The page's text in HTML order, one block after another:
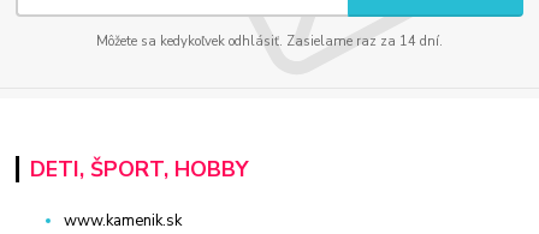
Môžete sa kedykoľvek odhlásiť. Zasielame raz za 14 dní.
DETI, ŠPORT, HOBBY
www.kamenik.sk